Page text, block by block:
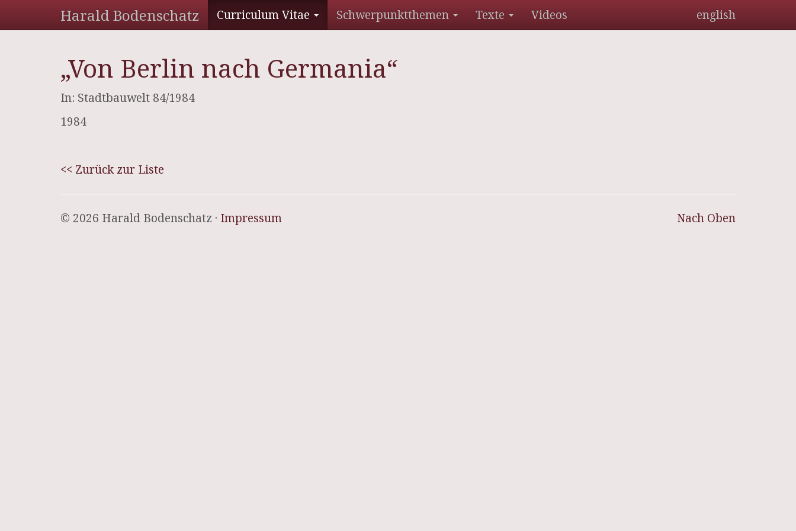
Harald Bodenschatz Curriculum Vitae Schwerpunktthemen Texte Videos english
„Von Berlin nach Germania“
In: Stadtbauwelt 84/1984
1984
<< Zurück zur Liste
Nach Oben
© 2026 Harald Bodenschatz · Impressum